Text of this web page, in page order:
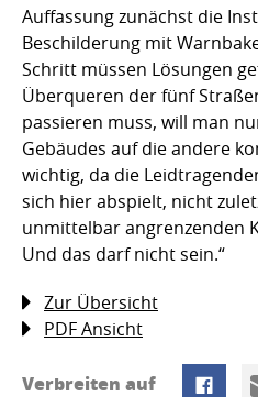
Auffassung zunächst die
Beschilderung mit
Schritt müssen Lösungen
Überqueren der fünf
passieren muss, will man
Gebäudes auf die andere
wichtig, da die
sich hier abspielt, nicht
unmittelbar angrenzenden
Und das darf nicht sein.“
Zur Übersicht
PDF Ansicht
Verbreiten auf